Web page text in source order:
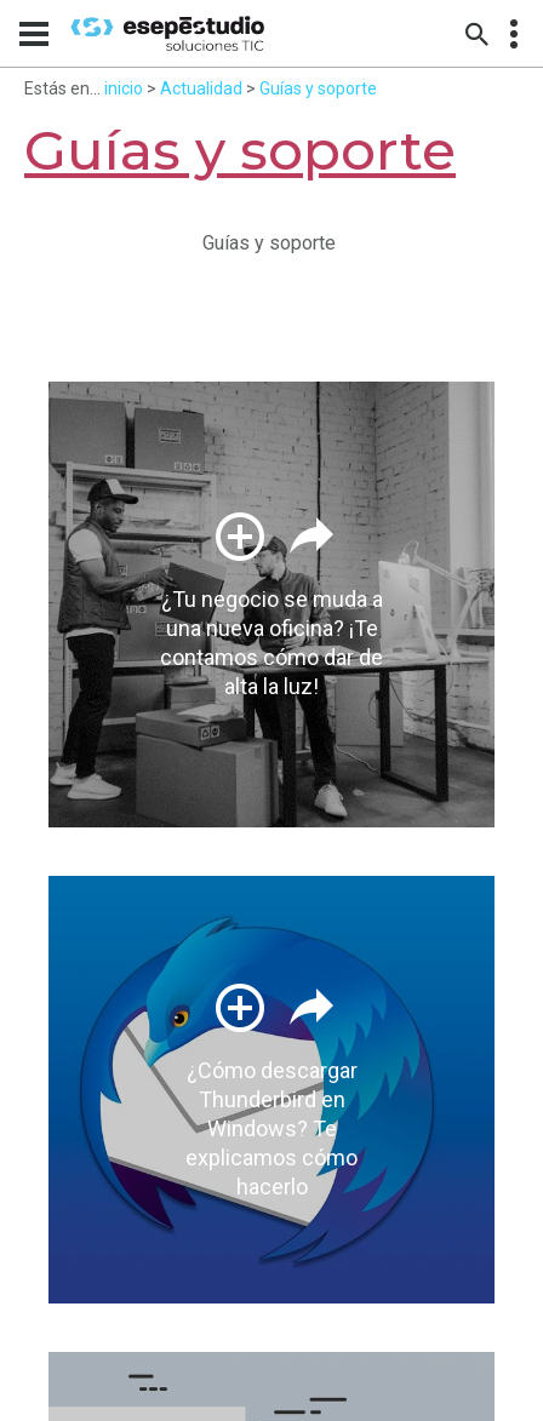
Estás en... inicio > Actualidad > Guías y soporte
Guías y soporte
Guías y soporte
¿Tu negocio se muda a
una nueva oficina? ¡Te
contamos cómo dar de
alta la luz!
¿Cómo descargar
Thunderbird en
Windows? Te
explicamos cómo
hacerlo